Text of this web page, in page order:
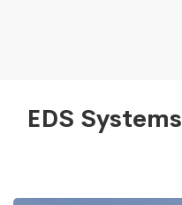
EDS Systems